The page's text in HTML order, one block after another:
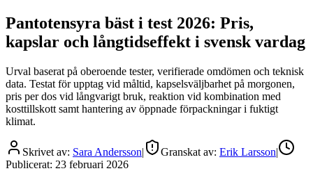
Pantotensyra bäst i test 2026: Pris,
kapslar och långtidseffekt i svensk vardag
Urval baserat på oberoende tester, verifierade omdömen och teknisk
data. Testat för upptag vid måltid, kapselsväljbarhet på morgonen,
pris per dos vid långvarigt bruk, reaktion vid kombination med
kosttillskott samt hantering av öppnade förpackningar i fuktigt
klimat.
Skrivet av: Sara Andersson| Granskat av: Erik Larsson|
Publicerat: 23 februari 2026